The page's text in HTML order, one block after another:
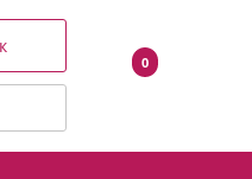
0